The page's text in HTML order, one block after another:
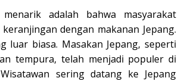
adalah bahwa masyarakat
dengan makanan Jepang.
luar biasa. Masakan Jepang, seperti
tempura, telah menjadi populer di
sering datang ke Jepang